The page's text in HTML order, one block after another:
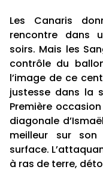
Les Canaris
rencontre dans
soirs. Mais les
contrôle du
l’image de ce
justesse dans la
Première
diagonale
meilleur sur
surface.
à ras de terre,